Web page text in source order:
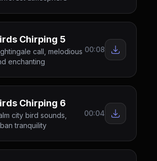
Chirping 5
call, melodious
enchanting
00:08
Chirping 6
city bird sounds,
tranquility
00:04